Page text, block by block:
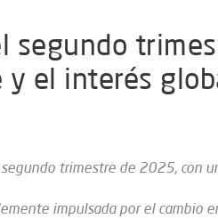
segundo
el interés
trimestre de 2025, con
impulsada por el cambio